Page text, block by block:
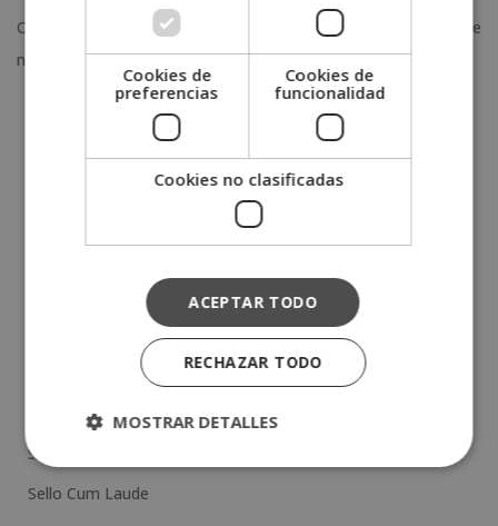
Consulta toda la oferta formativa
de nuestra escuela de
negocios.
Opiniones Grupo Esneca
Premios
Saló Futura
Sello Cum Laude
Cookies de
preferencias
Cookies de
funcionalidad
Cookies no clasificadas
ACEPTAR TODO
RECHAZAR TODO
MOSTRAR DETALLES